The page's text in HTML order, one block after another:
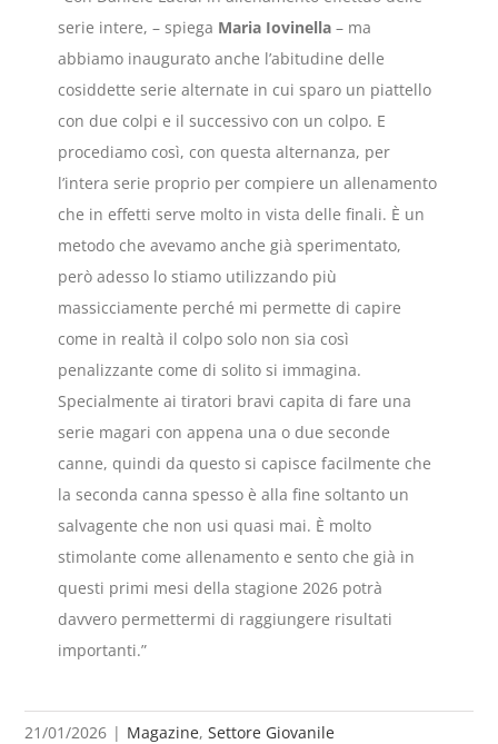
serie intere, – spiega Maria Iovinella – ma
abbiamo inaugurato anche l’abitudine delle
cosiddette serie alternate in cui sparo un piattello
con due colpi e il successivo con un colpo. E
procediamo così, con questa alternanza, per
l’intera serie proprio per compiere un allenamento
che in effetti serve molto in vista delle finali. È un
metodo che avevamo anche già sperimentato,
però adesso lo stiamo utilizzando più
massicciamente perché mi permette di capire
come in realtà il colpo solo non sia così
penalizzante come di solito si immagina.
Specialmente ai tiratori bravi capita di fare una
serie magari con appena una o due seconde
canne, quindi da questo si capisce facilmente che
la seconda canna spesso è alla fine soltanto un
salvagente che non usi quasi mai. È molto
stimolante come allenamento e sento che già in
questi primi mesi della stagione 2026 potrà
davvero permettermi di raggiungere risultati
importanti.”
21/01/2026 | Magazine,Settore Giovanile